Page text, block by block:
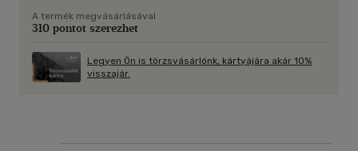
A termék megvásárlásával
310 pontot szerezhet
Legyen Ön is törzsvásárlónk, kártyájára akár 10%
visszajár.